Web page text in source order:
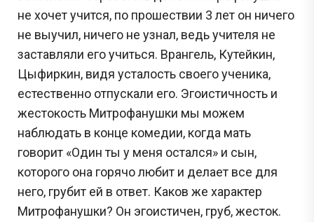
не хочет учится, по прошествии 3 лет он ничего
не выучил, ничего не узнал, ведь учителя не
заставляли его учиться. Врангель, Кутейкин,
Цыфиркин, видя усталость своего ученика,
естественно отпускали его. Эгоистичность и
жестокость Митрофанушки мы можем
наблюдать в конце комедии, когда мать
говорит «Один ты у меня остался» и сын,
которого она горячо любит и делает все для
него, грубит ей в ответ. Каков же характер
Митрофанушки? Он эгоистичен, груб, жесток.